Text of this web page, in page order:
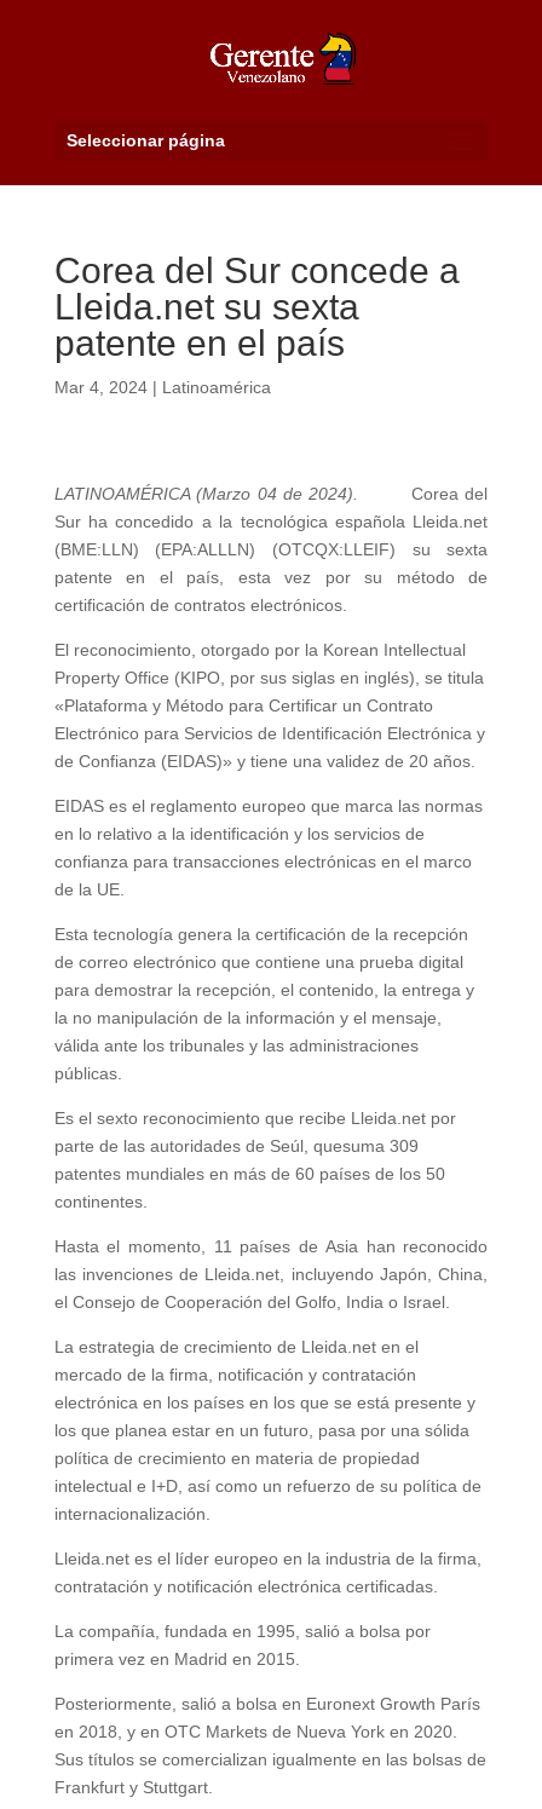
Seleccionar página
Corea del Sur concede a
Lleida.net su sexta
patente en el país
Mar 4, 2024| Latinoamérica
LATINOAMÉRICA (Marzo 04 de 2024). Corea del
Sur ha concedido a la tecnológica española Lleida.net
(BME:LLN) (EPA:ALLLN) (OTCQX:LLEIF) su sexta
patente en el país, esta vez por su método de
certificación de contratos electrónicos.
El reconocimiento, otorgado por la Korean Intellectual
Property Office (KIPO, por sus siglas en inglés), se titula
«Plataforma y Método para Certificar un Contrato
Electrónico para Servicios de Identificación Electrónica y
de Confianza (EIDAS)» y tiene una validez de 20 años.
EIDAS es el reglamento europeo que marca las normas
en lo relativo a la identificación y los servicios de
confianza para transacciones electrónicas en el marco
de la UE.
Esta tecnología genera la certificación de la recepción
de correo electrónico que contiene una prueba digital
para demostrar la recepción, el contenido, la entrega y
la no manipulación de la información y el mensaje,
válida ante los tribunales y las administraciones
públicas.
Es el sexto reconocimiento que recibe Lleida.net por
parte de las autoridades de Seúl, quesuma 309
patentes mundiales en más de 60 países de los 50
continentes.
Hasta el momento, 11 países de Asia han reconocido
las invenciones de Lleida.net, incluyendo Japón, China,
el Consejo de Cooperación del Golfo, India o Israel.
La estrategia de crecimiento de Lleida.net en el
mercado de la firma, notificación y contratación
electrónica en los países en los que se está presente y
los que planea estar en un futuro, pasa por una sólida
política de crecimiento en materia de propiedad
intelectual e I+D, así como un refuerzo de su política de
internacionalización.
Lleida.net es el líder europeo en la industria de la firma,
contratación y notificación electrónica certificadas.
La compañía, fundada en 1995, salió a bolsa por
primera vez en Madrid en 2015.
Posteriormente, salió a bolsa en Euronext Growth París
en 2018, y en OTC Markets de Nueva York en 2020.
Sus títulos se comercializan igualmente en las bolsas de
Frankfurt y Stuttgart.